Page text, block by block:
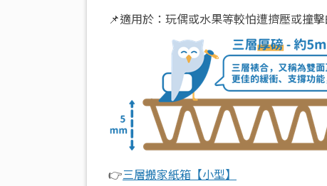
📌適用於：玩偶或水果等較怕遭擠壓或撞
👉三層搬家紙箱【小型】